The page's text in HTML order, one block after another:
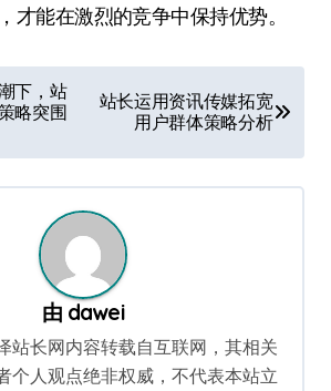
才能在激烈的竞争中保持优势。
下，站
略突围
站长运用资讯传媒拓宽
用户群体策略分析
由 dawei
站长网内容转载自互联网，其相关
个人观点绝非权威，不代表本站立